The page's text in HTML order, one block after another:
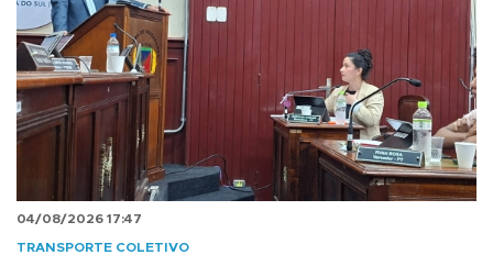
04/08/2026 17:47
TRANSPORTE COLETIVO